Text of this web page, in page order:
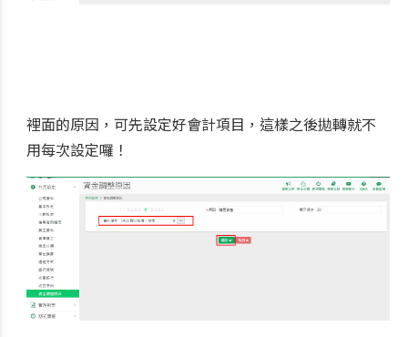
裡面的原因，可先設定好會計項目，這樣之後拋轉就不
用每次設定囉！